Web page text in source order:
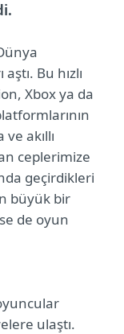
Bu hızlı
Xbox ya da
akıllı
ceplerimize
geçirdikleri
büyük bir
de oyun
ulaştı.